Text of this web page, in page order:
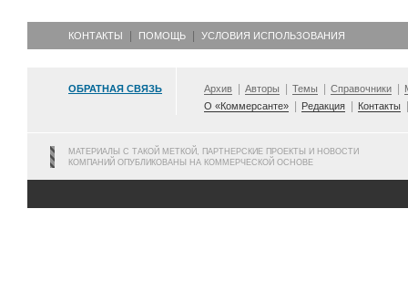
КОНТАКТЫ ПОМОЩЬ УСЛОВИЯ ИСПОЛЬЗОВАНИЯ
ОБРАТНАЯ СВЯЗЬ Архив Авторы Темы Справочники
О «Коммерсанте»
Редакция Контакты
МАТЕРИАЛЫ С ТАКОЙ МЕТКОЙ, ПАРТНЕРСКИЕ ПРОЕКТЫ И НОВОСТИ
КОМПАНИЙ ОПУБЛИКОВАНЫ НА КОММЕРЧЕСКОЙ ОСНОВЕ